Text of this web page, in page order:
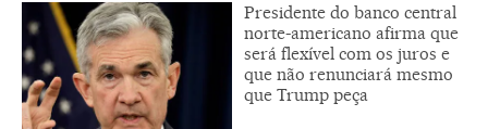
Presidente do banco central
norte-americano afirma que
será flexível com os juros e
que não renunciará mesmo
que Trump peça